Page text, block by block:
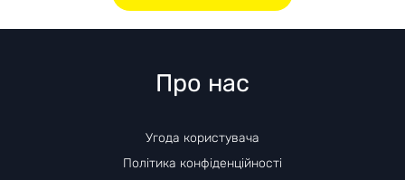
Про нас
Угода користувача
Політика конфіденційності